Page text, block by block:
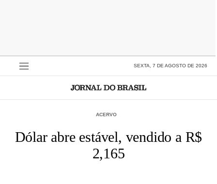
SEXTA, 7 DE AGOSTO DE 2026
ACERVO
Dólar abre estável, vendido a R$
2,165